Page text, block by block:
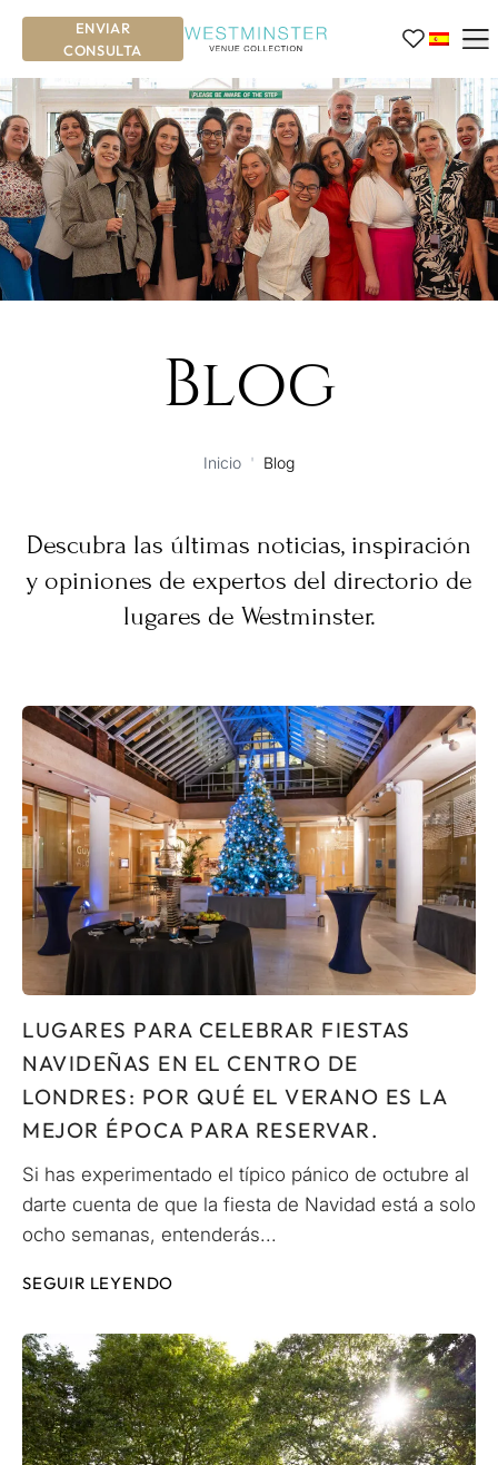
ENVIAR
CONSULTA
Blog
Inicio ' Blog
Descubra las últimas noticias, inspiración
y opiniones de expertos del directorio de
lugares de Westminster.
LUGARES PARA CELEBRAR FIESTAS
NAVIDEÑAS EN EL CENTRO DE
LONDRES: POR QUÉ EL VERANO ES LA
MEJOR ÉPOCA PARA RESERVAR.
Si has experimentado el típico pánico de octubre al
darte cuenta de que la fiesta de Navidad está a solo
ocho semanas, entenderás...
SEGUIR LEYENDO